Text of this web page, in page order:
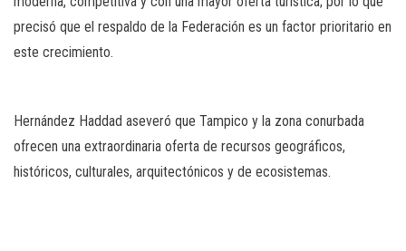
precisó que el respaldo de la Federación es un factor prioritario en
este crecimiento.
Hernández Haddad aseveró que Tampico y la zona conurbada
ofrecen una extraordinaria oferta de recursos geográficos,
históricos, culturales, arquitectónicos y de ecosistemas.